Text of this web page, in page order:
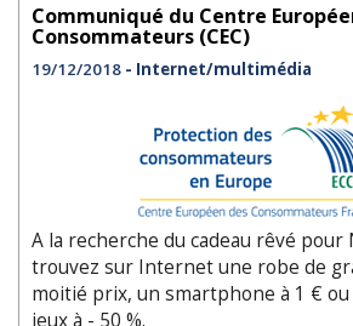
Communiqué du Centre
Consommateurs (CEC)
19/12/2018 - Internet/multimédia
A la recherche du cadeau rêvé pour
trouvez sur Internet une robe de
moitié prix, un smartphone à 1 € ou
jeux à - 50 %.